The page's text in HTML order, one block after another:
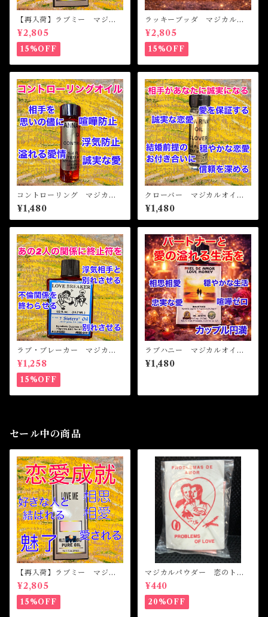
【再入荷】ラブミー マジカ
ルオイル・魔女オイル Love
Me Magical Oil
¥2,805
15%OFF
ラッキーブッダ マジカルオ
イル・魔女オイル LUCKY
BUDDHA Magical Oil
¥2,805
15%OFF
コントローリング マジカル
オイル・魔女オイル Contro
lling Magical Oil
¥1,480
クローバー マジカルオイ
ル・魔女 CLOVER Magica
l Oil
¥1,480
ラブ・ブレーカー マジカル
オイル・魔女オイル LOVE
BREAKER Magicak Oil
¥1,258
15%OFF
ラブハニー マジカルオイ
ル・魔女オイル LOVE HO
NEY Magical Oil
¥1,480
セール中の商品
【再入荷】ラブミー マジカ
ルオイル・魔女オイル Love
Me Magical Oil
¥2,805
15%OFF
マジカルパウダー 恋のトラ
ブル Magical Powder PR
OBLEM OF LOVE
¥440
20%OFF